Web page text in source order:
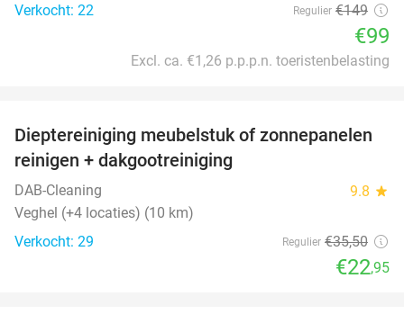
Verkocht: 22
Regulier €149
€99
Excl. ca. €1,26 p.p.p.n. toeristenbelasting
35%
Dieptereiniging meubelstuk of zonnepanelen
reinigen + dakgootreiniging
DAB-Cleaning 9.8 star
Veghel (+4 locaties) (10 km)
Verkocht: 29
Regulier €35,50
€22,95